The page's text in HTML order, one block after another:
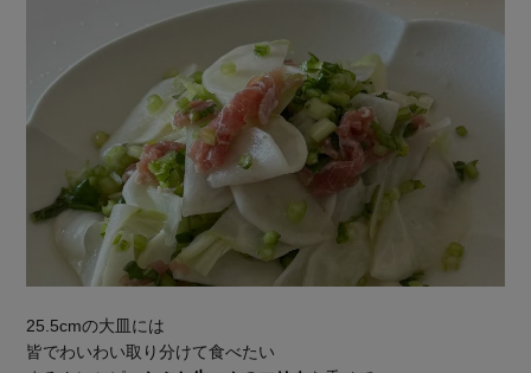
25.5cmの大皿には
皆でわいわい取り分けて食べたい